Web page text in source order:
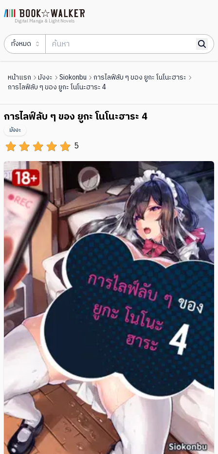
Digital Manga & Light Novels
ทั้งหมด
หน้าแรก มังงะ Siokonbu
การไลฟ์ลับ ๆ ของ ยูกะ โนโนะฮาระ
การไลฟ์ลับ ๆ ของ ยูกะ โนโนะฮาระ 4
การไลฟ์ลับ ๆ ของ ยูกะ โนโนะฮาระ 4
5
มังงะ